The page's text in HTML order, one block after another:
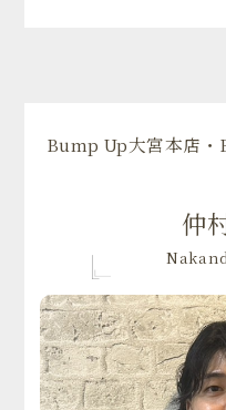
Bump Up大宮本店
仲